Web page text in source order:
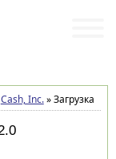
Cash, Inc.»Загрузка